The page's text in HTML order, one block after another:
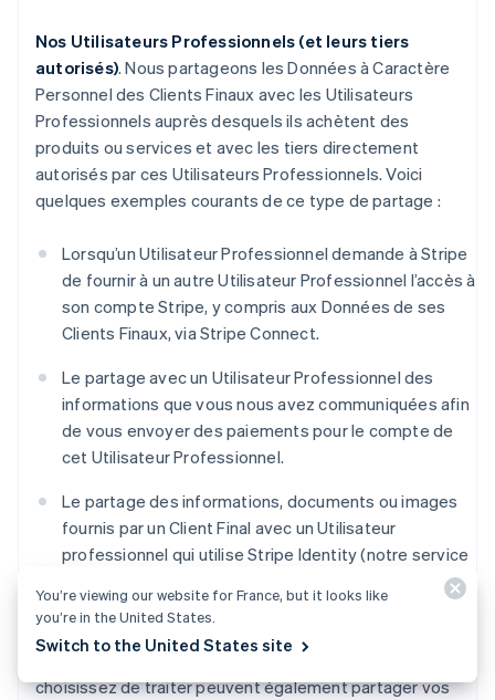
Nos Utilisateurs Professionnels (et leurs tiers
autorisés). Nous partageons les Données à Caractère
Personnel des Clients Finaux avec les Utilisateurs
Professionnels auprès desquels ils achètent des
produits ou services et avec les tiers directement
autorisés par ces Utilisateurs Professionnels. Voici
quelques exemples courants de ce type de partage :
Lorsqu’un Utilisateur Professionnel demande à Stripe
de fournir à un autre Utilisateur Professionnel l’accès à
son compte Stripe, y compris aux Données de ses
Clients Finaux, via Stripe Connect.
Le partage avec un Utilisateur Professionnel des
informations que vous nous avez communiquées afin
de vous envoyer des paiements pour le compte de
cet Utilisateur Professionnel.
Le partage des informations, documents ou images
fournis par un Client Final avec un Utilisateur
professionnel qui utilise Stripe Identity (notre service
de vérification d’identité) afin de vérifier l’identité du
Client Final.
choisissez de traiter peuvent également partager vos
You’re viewing our website for France, but it looks like
you’re in the United States.
Switch to the United States site